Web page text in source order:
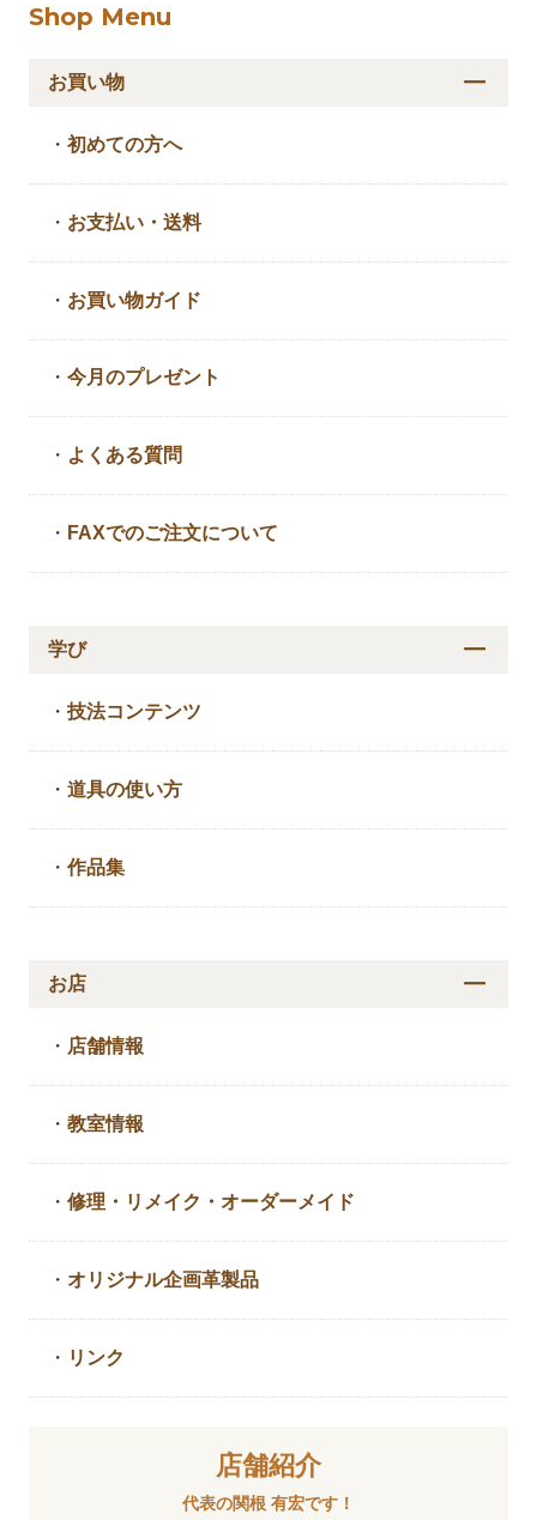
Shop Menu
お買い物
・初めての方へ
・ お支払い・送料
・ お買い物ガイド
・今月のプレゼント
・ よくある質問
・ FAXでのご注文について
学び
・技法コンテンツ
・道具の使い方
・作品集
お店
・ 店舗情報
・教室情報
・修理・リメイク・ オーダーメイド
・ オリジナル企画革製品
・ リンク
店舗紹介
代表の関根 有宏です！